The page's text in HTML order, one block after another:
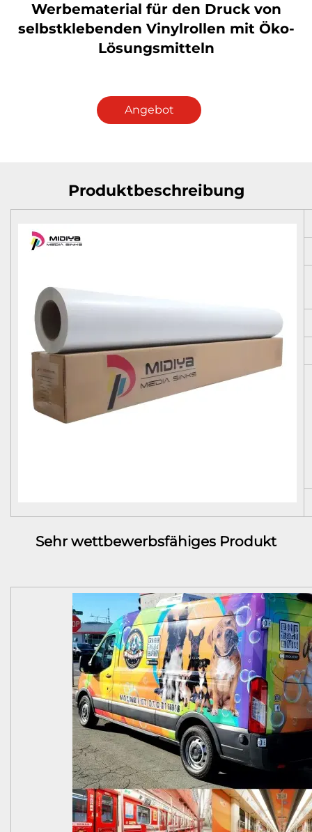
Werbematerial für den Druck von
selbstklebenden Vinylrollen mit Öko-
Lösungsmitteln
Angebot
Produktbeschreibung
Sehr wettbewerbsfähiges Produkt